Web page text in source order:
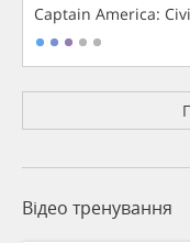
Captain America:
Відео тренування